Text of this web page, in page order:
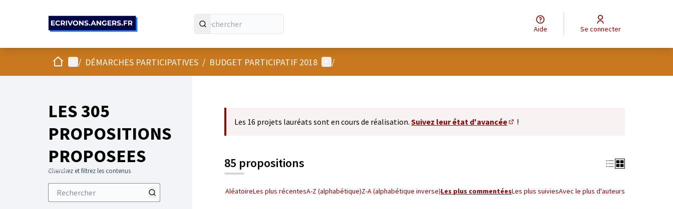
Aide Se connecter
AccueilMenu principal
/ DÉMARCHES PARTICIPATIVES / BUDGET PARTICIPATIF 2018 Menu utilisateur
/
LES 305
PROPOSITIONS
PROPOSEES
Cherchez et filtrez les contenus
Les 16 projets lauréats sont en cours de réalisation. Suivez leur état d'avancée
!
85 propositions
AléatoireLes plus récentesA-Z (alphabétique)Z-A (alphabétique inverse)Les plus commentéesLes plus suiviesAvec le plus d'auteurs